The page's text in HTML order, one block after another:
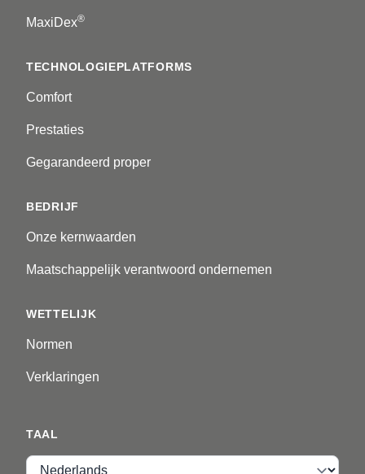
MaxiDex®
TECHNOLOGIEPLATFORMS
Comfort
Prestaties
Gegarandeerd proper
BEDRIJF
Onze kernwaarden
Maatschappelijk verantwoord ondernemen
WETTELIJK
Normen
Verklaringen
TAAL
Taal